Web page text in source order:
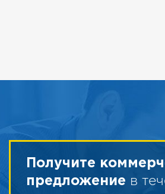
Получите
предложение в